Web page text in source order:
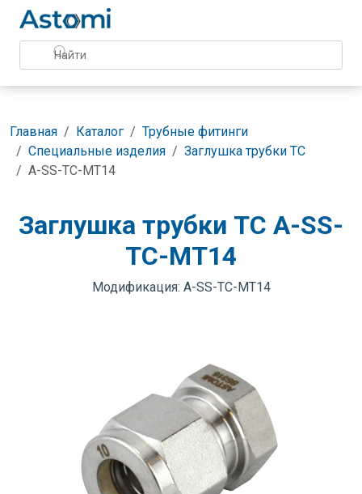
Главная Каталог
Трубные фитинги
Специальные изделия
Заглушка трубки TC
A-SS-TC-MT14
Заглушка трубки TC A-SS-
TC-MT14
Модификация: A-SS-TC-MT14